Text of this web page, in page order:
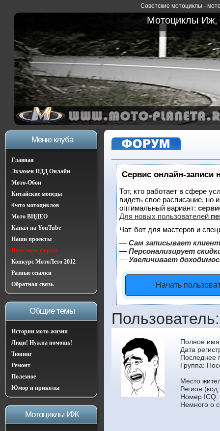
Советские мотоциклы -
Мотоциклы Иж,
Меню клуба
Главная
Экзамен ПДД Онлайн
Мото-Обои
Китайские мопеды
Фото мотоциклов
Мото ВИДЕО
Канал на YouTube
Наши проекты
Наш мото-форум
Конкурс МотоЛето 2012
Разные ссылки
Обратная связь
Общие темы
Истории мото-жизни
Люди! Нужна помощь!
Тюнинг
Ремонт
Полезное
Юмор и приколы
Мотоциклы ИЖ
Сервис онлайн-записи
Тот, кто работает в сфере
видеть свое расписание,
оптимальный вариант:
Для новых пользователей
Чат-бот для мастеров и
— Сам записывает
— Персонализирует
— Увеличивает
Начать
Полное
Дата
Последнее
Группа:
Место
Регион
Номер ICQ:
Немного о